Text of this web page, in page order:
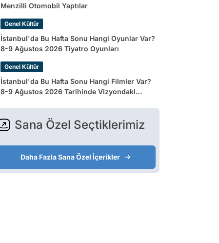
Menzilli Otomobil Yaptılar
Genel Kültür
İstanbul'da Bu Hafta Sonu Hangi Oyunlar Var?
8-9 Ağustos 2026 Tiyatro Oyunları
Genel Kültür
İstanbul'da Bu Hafta Sonu Hangi Filmler Var?
8-9 Ağustos 2026 Tarihinde Vizyondaki
Sana Özel Seçtiklerimiz
Daha Fazla Sana Özel İçerikler